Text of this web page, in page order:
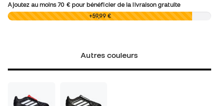
Ajoutez au moins70 €pour bénéficier de la livraison gratuite
0,00 € +59,99 €
Autres couleurs